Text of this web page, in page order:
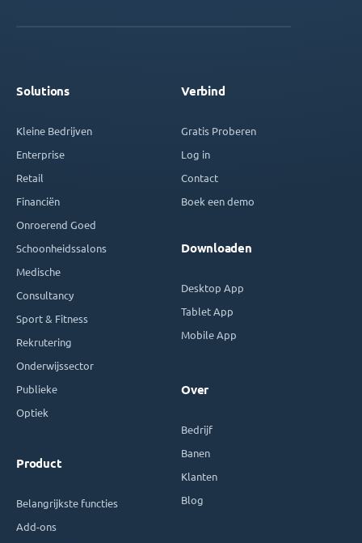
Solutions
Kleine Bedrijven
Enterprise
Retail
Financiën
Onroerend Goed
Schoonheidssalons
Medische
Consultancy
Sport & Fitness
Rekrutering
Onderwijssector
Publieke
Optiek
Product
Belangrijkste functies
Add-ons
Verbind
Gratis Proberen
Log in
Contact
Boek een demo
Downloaden
Desktop App
Tablet App
Mobile App
Over
Bedrijf
Banen
Klanten
Blog